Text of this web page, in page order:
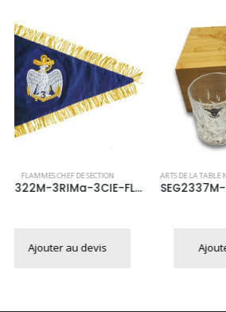
ARTS DE LA TABLE NOËL,COFFRETS À VIN/FLASQUES
SEG2337M-2REP-1CIE-COFFRET-WHISKY
Ajouter au devis